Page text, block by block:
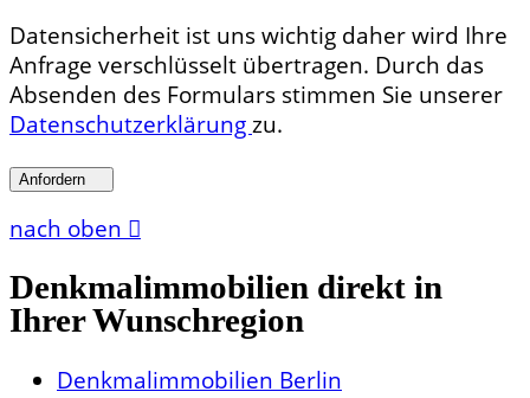
Datensicherheit ist uns wichtig daher wird Ihre
Anfrage verschlüsselt übertragen. Durch das
Absenden des Formulars stimmen Sie unserer
Datenschutzerklärungzu.
Anfordern
nach oben
Denkmalimmobilien direkt in
Ihrer Wunschregion
Denkmalimmobilien Berlin